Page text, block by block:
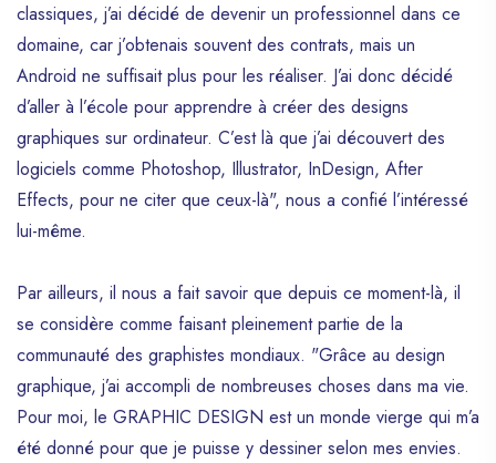
classiques, j’ai décidé de devenir un professionnel dans ce
domaine, car j’obtenais souvent des contrats, mais un
Android ne suffisait plus pour les réaliser. J’ai donc décidé
d’aller à l’école pour apprendre à créer des designs
graphiques sur ordinateur. C’est là que j’ai découvert des
logiciels comme Photoshop, Illustrator, InDesign, After
Effects, pour ne citer que ceux-là", nous a confié l’intéressé
lui-même.
Par ailleurs, il nous a fait savoir que depuis ce moment-là, il
se considère comme faisant pleinement partie de la
communauté des graphistes mondiaux. "Grâce au design
graphique, j’ai accompli de nombreuses choses dans ma vie.
Pour moi, le GRAPHIC DESIGN est un monde vierge qui m’a
été donné pour que je puisse y dessiner selon mes envies.